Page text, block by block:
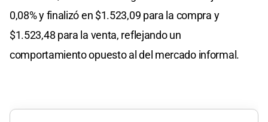
0,08% y finalizó en $1.523,09 para la compra y
$1.523,48 para la venta, reflejando un
comportamiento opuesto al del mercado informal.